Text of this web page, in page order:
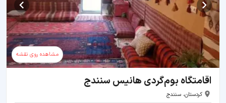
مشاهده روی نقشه
اقامتگاه بوم‌گردی هانیس سنندج
کردستان، سنندج